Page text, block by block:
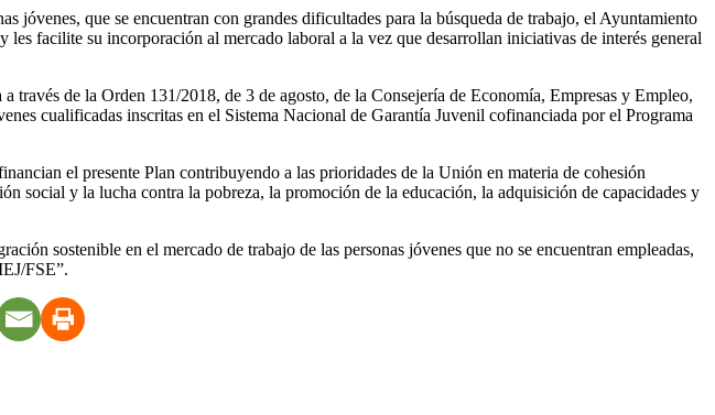
que se encuentran con grandes dificultades para la búsqueda de trabajo, el Ayuntamiento
facilite su incorporación al mercado laboral a la vez que desarrollan iniciativas de interés general
de la Orden 131/2018, de 3 de agosto, de la Consejería de Economía, Empresas y Empleo,
cualificadas inscritas en el Sistema Nacional de Garantía Juvenil cofinanciada por el Programa
el presente Plan contribuyendo a las prioridades de la Unión en materia de cohesión
social y la lucha contra la pobreza, la promoción de la educación, la adquisición de capacidades y
sostenible en el mercado de trabajo de las personas jóvenes que no se encuentran empleadas,
FSE”.